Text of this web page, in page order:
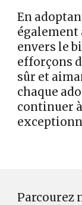
En
également
envers le
efforçons
sûr et
chaque
continuer
Parcourez